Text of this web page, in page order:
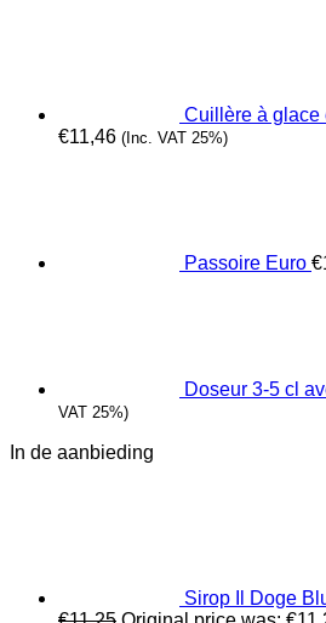
Cuillère à glace
€11,46 (Inc. VAT 25%)
Passoire Euro €
Doseur 3-5 cl
VAT 25%)
In de aanbieding
Sirop Il Doge